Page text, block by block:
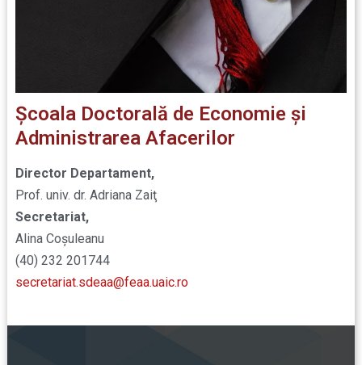
Şcoala Doctorală de Economie şi
Administrarea Afacerilor
Director Departament,
Prof. univ. dr. Adriana Zaiţ
Secretariat,
Alina Coșuleanu
(40) 232 201744
secretariat.sdeaa@feaa.uaic.ro